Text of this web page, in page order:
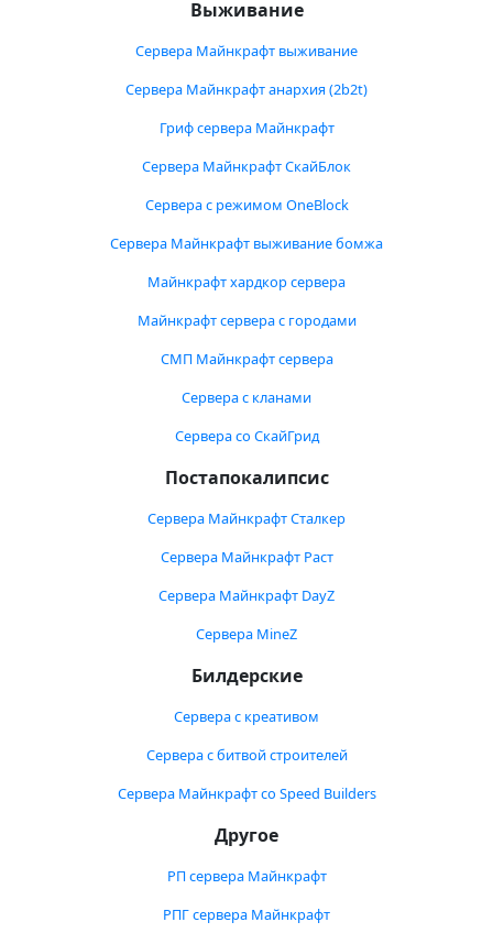
Выживание
Сервера Майнкрафт выживание
Сервера Майнкрафт анархия (2b2t)
Гриф сервера Майнкрафт
Сервера Майнкрафт СкайБлок
Сервера с режимом OneBlock
Сервера Майнкрафт выживание бомжа
Майнкрафт хардкор сервера
Майнкрафт сервера с городами
СМП Майнкрафт сервера
Сервера с кланами
Сервера со СкайГрид
Постапокалипсис
Сервера Майнкрафт Сталкер
Сервера Майнкрафт Раст
Сервера Майнкрафт DayZ
Сервера MineZ
Билдерские
Сервера с креативом
Сервера с битвой строителей
Сервера Майнкрафт со Speed Builders
Другое
РП сервера Майнкрафт
РПГ сервера Майнкрафт